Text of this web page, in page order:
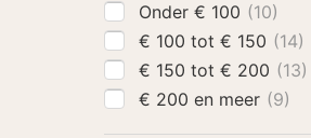
Onder € 100 (10)
€ 100 tot € 150 (14)
€ 150 tot € 200 (13)
€ 200 en meer (9)